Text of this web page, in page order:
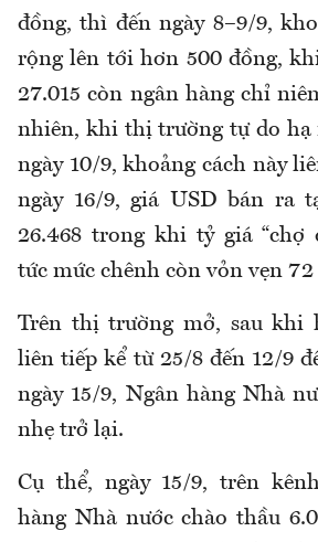
đồng, thì đến ngày 8–9/9,
rộng lên tới hơn 500 đồng,
27.015 còn ngân hàng chỉ
nhiên, khi thị trường tự do hạ
ngày 10/9, khoảng cách này
ngày 16/9, giá USD bán ra
26.468 trong khi tỷ giá “chợ
tức mức chênh còn vỏn vẹn 72
Trên thị trường mở, sau khi
liên tiếp kể từ 25/8 đến 12/9
ngày 15/9, Ngân hàng Nhà
nhẹ trở lại.
Cụ thể, ngày 15/9, trên
hàng Nhà nước chào thầu